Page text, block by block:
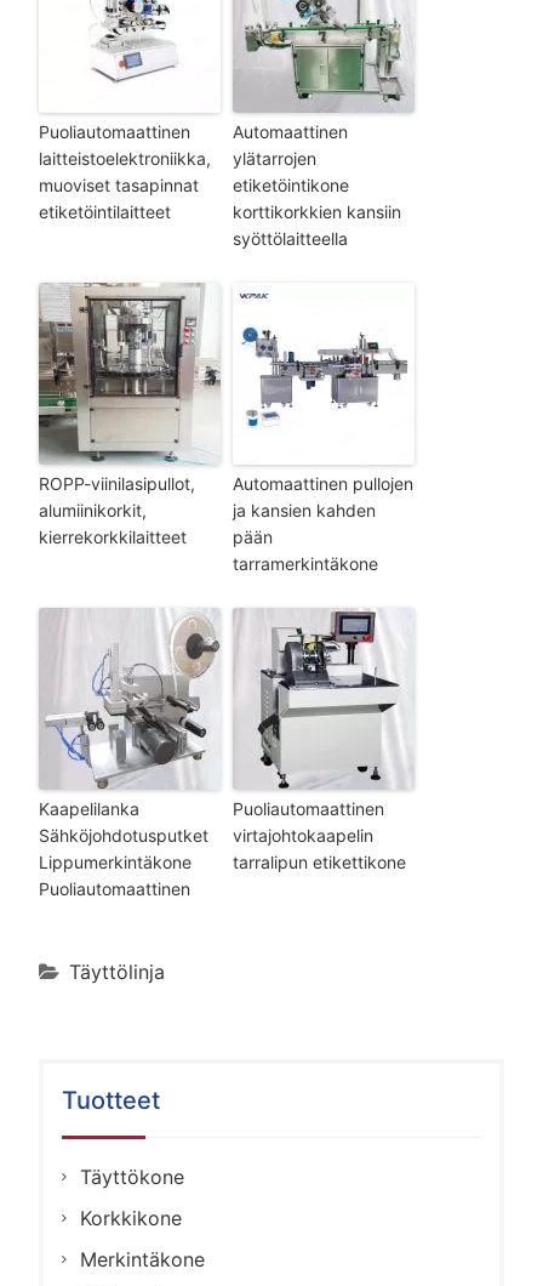
Puoliautomaattinen
laitteistoelektroniikka,
muoviset tasapinnat
etiketöintilaitteet
Automaattinen
ylätarrojen
etiketöintikone
korttikorkkien kansiin
syöttölaitteella
ROPP-viinilasipullot,
alumiinikorkit,
kierrekorkkilaitteet
Automaattinen pullojen
ja kansien kahden
pään
tarramerkintäkone
Kaapelilanka
Sähköjohdotusputket
Lippumerkintäkone
Puoliautomaattinen
Puoliautomaattinen
virtajohtokaapelin
tarralipun etikettikone
Täyttölinja
Tuotteet
Täyttökone
Korkkikone
Merkintäkone